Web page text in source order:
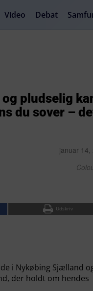
Video Debat
pludselig
du sover –
januar 14,
Udskriv
i Nykøbing Sjælland
der holdt om hendes